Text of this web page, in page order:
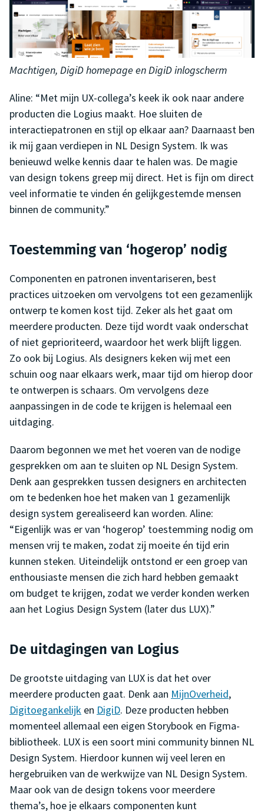
Machtigen, DigiD homepage en DigiD inlogscherm
Aline: “Met mijn UX-collega’s keek ik ook naar andere
producten die Logius maakt. Hoe sluiten de
interactiepatronen en stijl op elkaar aan? Daarnaast ben
ik mij gaan verdiepen in NL Design System. Ik was
benieuwd welke kennis daar te halen was. De magie
van design tokens greep mij direct. Het is fijn om direct
veel informatie te vinden én gelijkgestemde mensen
binnen de community.”
Toestemming van ‘hogerop’ nodig
Componenten en patronen inventariseren, best
practices uitzoeken om vervolgens tot een gezamenlijk
ontwerp te komen kost tijd. Zeker als het gaat om
meerdere producten. Deze tijd wordt vaak onderschat
of niet geprioriteerd, waardoor het werk blijft liggen.
Zo ook bij Logius. Als designers keken wij met een
schuin oog naar elkaars werk, maar tijd om hierop door
te ontwerpen is schaars. Om vervolgens deze
aanpassingen in de code te krijgen is helemaal een
uitdaging.
Daarom begonnen we met het voeren van de nodige
gesprekken om aan te sluiten op NL Design System.
Denk aan gesprekken tussen designers en architecten
om te bedenken hoe het maken van 1 gezamenlijk
design system gerealiseerd kan worden. Aline:
“Eigenlijk was er van ‘hogerop’ toestemming nodig om
mensen vrij te maken, zodat zij moeite én tijd erin
kunnen steken. Uiteindelijk ontstond er een groep van
enthousiaste mensen die zich hard hebben gemaakt
om budget te krijgen, zodat we verder konden werken
aan het Logius Design System (later dus LUX).”
De uitdagingen van Logius
De grootste uitdaging van LUX is dat het over
meerdere producten gaat. Denk aan MijnOverheid,
Digitoegankelijk en DigiD. Deze producten hebben
momenteel allemaal een eigen Storybook en Figma-
bibliotheek. LUX is een soort mini community binnen NL
Design System. Hierdoor kunnen wij veel leren en
hergebruiken van de werkwijze van NL Design System.
Maar ook van de design tokens voor meerdere
thema’s, hoe je elkaars componenten kunt